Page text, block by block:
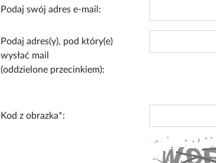
Podaj swój adres e-mail:
Podaj adres(y), pod który(e)
wysłać mail
(oddzielone przecinkiem):
Kod z obrazka*: